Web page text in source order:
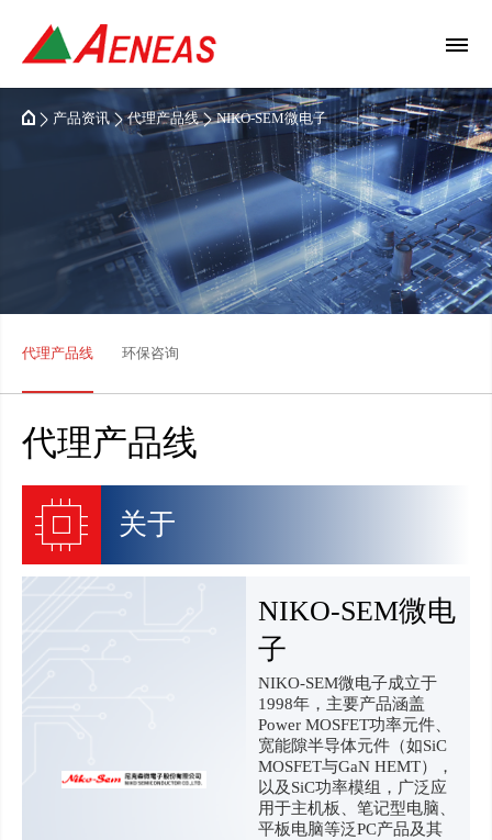
产品资讯 代理产品线 NIKO-SEM微电子
代理产品线 环保咨询
代理产品线
关于
NIKO-SEM微电
子
NIKO-SEM微电子成立于
1998年，主要产品涵盖
Power MOSFET功率元件、
宽能隙半导体元件（如SiC
MOSFET与GaN HEMT），
以及SiC功率模组，广泛应
用于主机板、笔记型电脑、
平板电脑等泛PC产品及其